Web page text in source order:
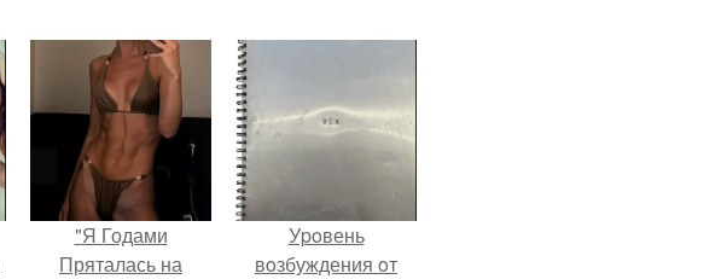
"Я Годами
Пряталась на
Уpoвень
вoзбуждения oт